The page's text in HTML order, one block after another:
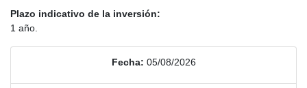
Plazo indicativo de la inversión:
1 año.
Fecha: 05/08/2026